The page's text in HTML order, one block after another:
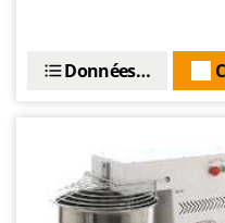
Tenco
Tornado
Tre Spade
Données